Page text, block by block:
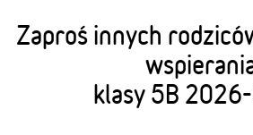
Zaproś innych
klasy 5B